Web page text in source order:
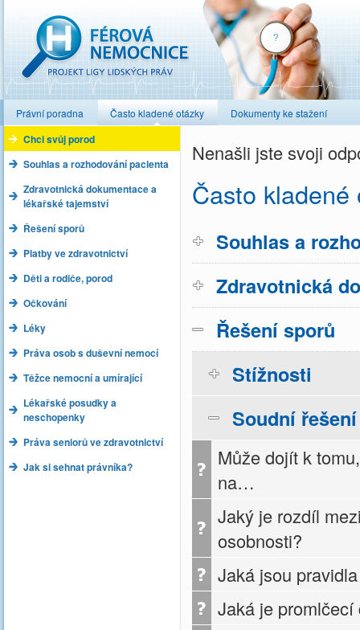
Právní poradna Často kladené otázky Dokumenty ke stažení
Chci svůj porod
Souhlas a rozhodování pacienta
Zdravotnická dokumentace a
lékařské tajemství
Řešení sporů
Platby ve zdravotnictví
Děti a rodiče, porod
Očkování
Léky
Práva osob s duševní nemocí
Těžce nemocní a umírající
Lékařské posudky a
neschopenky
Práva seniorů ve zdravotnictví
Jak si sehnat právníka?
Nenašli jste svoji
Často kladené
Souhlas a
Zdravotnická
Řešení sporů
Stížnosti
Soudní řešení
Může dojít k
na…
Jaký je rozdíl
osobnosti?
Jaká jsou
Jaká je